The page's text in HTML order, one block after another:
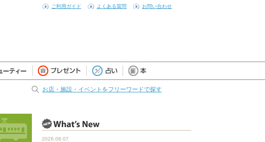
ご利用ガイド よくある質問 お問い合わせ
お店・施設・イベントをフリーワードで探す
2026.08.07